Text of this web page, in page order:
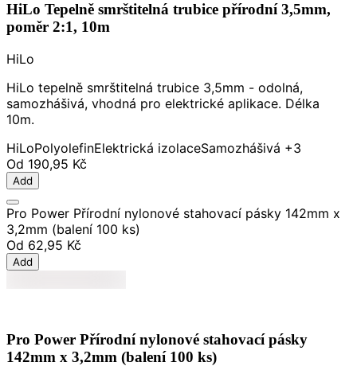
HiLo Tepelně smrštitelná trubice přírodní 3,5mm,
poměr 2:1, 10m
HiLo
HiLo tepelně smrštitelná trubice 3,5mm - odolná,
samozhášivá, vhodná pro elektrické aplikace. Délka
10m.
HiLoPolyolefinElektrická izolaceSamozhášivá +3
Od 190,95 Kč
Add
Pro Power Přírodní nylonové stahovací pásky 142mm x
3,2mm (balení 100 ks)
Od 62,95 Kč
Add
Pro Power Přírodní nylonové stahovací pásky
142mm x 3,2mm (balení 100 ks)